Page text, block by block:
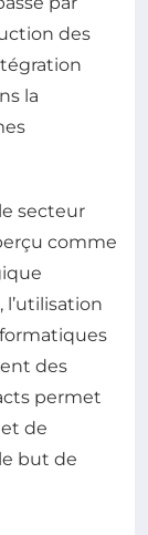
des
la
secteur
comme
des
permet
de
but de